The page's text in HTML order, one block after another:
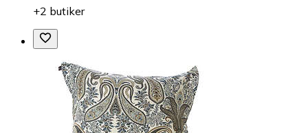
+2 butiker